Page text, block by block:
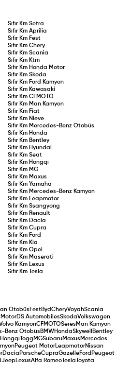
Sıfır Km Setra
Sıfır Km Aprilia
Sıfır Km Fest
Sıfır Km Chery
Sıfır Km Scania
Sıfır Km Ktm
Sıfır Km Honda Motor
Sıfır Km Skoda
Sıfır Km Ford Kamyon
Sıfır Km Kawasaki
Sıfır Km CFMOTO
Sıfır Km Man Kamyon
Sıfır Km Fiat
Sıfır Km Nieve
Sıfır Km Mercedes-Benz Otobüs
Sıfır Km Honda
Sıfır Km Bentley
Sıfır Km Hyundai
Sıfır Km Seat
Sıfır Km Hongqı
Sıfır Km MG
Sıfır Km Maxus
Sıfır Km Yamaha
Sıfır Km Mercedes-Benz Kamyon
Sıfır Km Leapmotor
Sıfır Km Ssangyong
Sıfır Km Renault
Sıfır Km Dacia
Sıfır Km Cupra
Sıfır Km Ford
Sıfır Km Kia
Sıfır Km Opel
Sıfır Km Maserati
Sıfır Km Lexus
Sıfır Km
Tesla
Otobüs FestBydCheryVoyahScania
DS AutomobilesSkodaVolkswagen
KamyonCFMOTOSeres Man Kamyon
Benz Otobüs BMWHondaSkywell
Bentley
Hongqı Togg MGSubaruMaxus Mercedes
Peugeot MotorLeapmotorNissan
Dacia PorscheCupraGazelleFord Peugeot
Jeep LexusAlfa RomeoTesla Toyota